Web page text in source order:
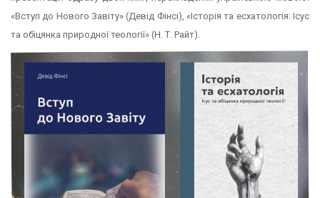
«Вступ до Нового Завіту» (Девід Фінсі), «Історія та есхатологія: Ісус
та обіцянка природної теології» (Н. Т. Райт).